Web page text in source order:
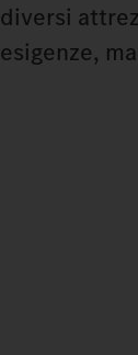
diversi
esigenze,